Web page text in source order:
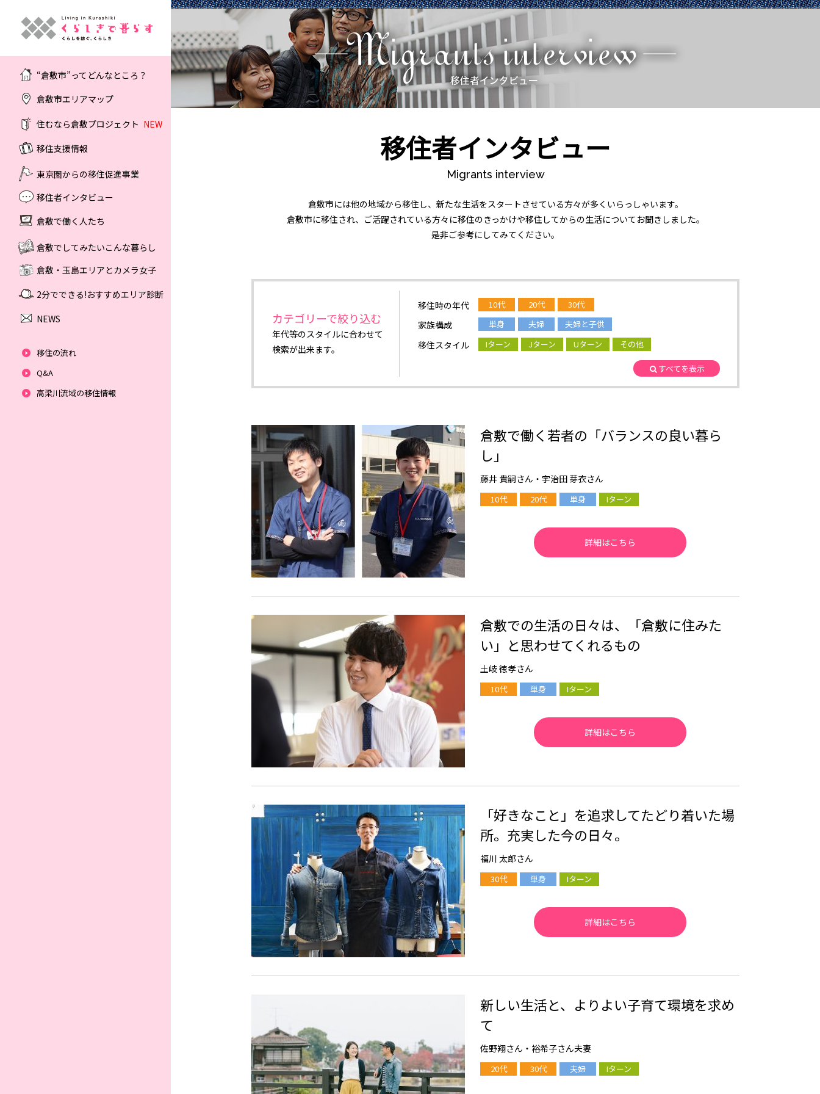
“倉敷市”ってどんなところ？
倉敷市エリアマップ
住むなら倉敷プロジェクト NEW
移住支援情報
東京圏からの移住促進事業
移住者インタビュー
倉敷で働く人たち
倉敷でしてみたいこんな暮らし
倉敷・玉島エリアとカメラ女子
2分でできる!おすすめエリア診断
NEWS
移住の流れ
Q&A
高梁川流域の移住情報
移住者インタビュー
Migrants interview
倉敷市には他の地域から移住し、新たな生活をスタートさせている方々が多くいらっしゃいます。
倉敷市に移住され、ご活躍されている方々に移住のきっかけや移住してからの生活についてお聞きしました。
是非ご参考にしてみてください。
カテゴリーで絞り込む
年代等のスタイルに合わせて
検索が出来ます。
移住時の年代 10代 20代 30代
家族構成 単身 夫婦 夫婦と子供
移住スタイル Iターン Jターン Uターン その他
すべてを表示
倉敷で働く若者の「バランスの良い暮ら
し」
藤井 貴嗣さん・宇治田 芽衣さん
10代 20代 単身 Iターン
詳細はこちら
倉敷での生活の日々は、「倉敷に住みた
い」と思わせてくれるもの
土岐 徳孝さん
10代 単身 Iターン
詳細はこちら
「好きなこと」を追求してたどり着いた場
所。充実した今の日々。
福川 太郎さん
30代 単身 Iターン
詳細はこちら
新しい生活と、よりよい子育て環境を求め
て
佐野翔さん・裕希子さん夫妻
20代 30代 夫婦 Iターン